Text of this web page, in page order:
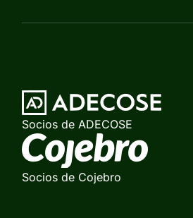
Socios de ADECOSE
Socios de Cojebro